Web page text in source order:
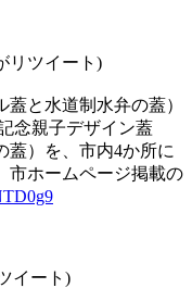
リツイート)
蓋と水道制水弁の蓋）
念親子デザイン蓋
蓋）を、市内4か所に
市ホームページ掲載の
イート)